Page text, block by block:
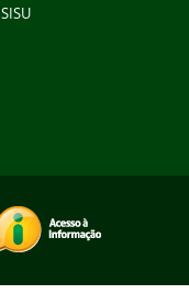
SISU